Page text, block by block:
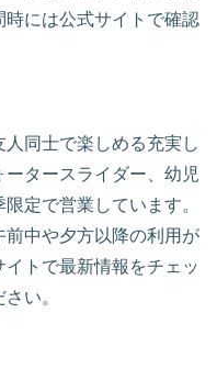
には公式サイトで確認
同士で楽しめる充実し
タースライダー、幼児
定で営業しています。
中や夕方以降の利用が
トで最新情報をチェッ
い。